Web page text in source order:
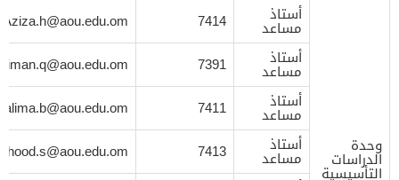
وحدة
الدراسات
التأسيسية
أستاذ
مساعد 7414
Aziza.h@aou.edu.om
أستاذ
مساعد 7391
iman.q@aou.edu.om
أستاذ
مساعد 7411
أستاذ
مساعد 7413